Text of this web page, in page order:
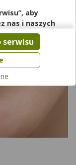
aby
nas i naszych
celach.
a wyrażoną
też wycofać
w niektórych
chcesz
to możesz tego
narzędzi
serwisu